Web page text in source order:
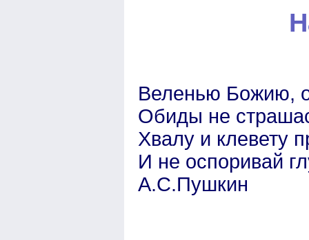
Веленью Божию,
Обиды не
Хвалу и клевету
И не оспоривай
А.С.Пушкин